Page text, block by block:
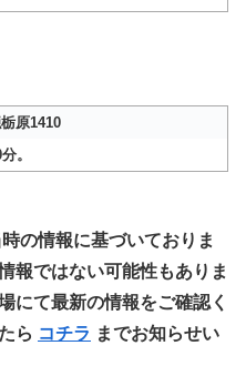
原1410
。
の情報に基づいておりま
報ではない可能性もありま
にて最新の情報をご確認く
ら コチラ までお知らせい